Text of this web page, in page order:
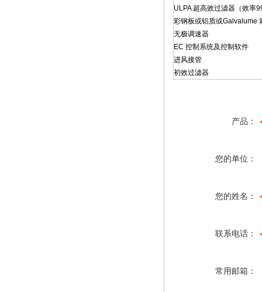
ULPA 超高效过滤器（效率
彩钢板或铝质或Galvalume
无极调速器
EC 控制系统及控制软件
进风接管
初效过滤器
产品：
您的单位：
您的姓名：
联系电话：
常用邮箱：